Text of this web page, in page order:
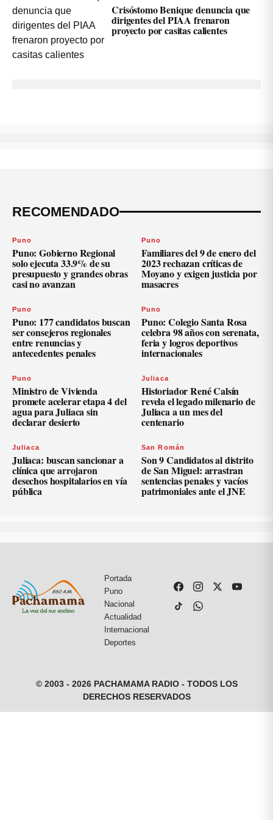
Crisóstomo Benique denuncia que
dirigentes del PIAA frenaron
proyecto por casitas calientes
RECOMENDADO
Puno
Puno: Gobierno Regional
solo ejecuta 33.9% de su
presupuesto y grandes obras
casi no avanzan
Puno
Familiares del 9 de enero del
2023 rechazan críticas de
Moyano y exigen justicia por
masacres
Puno
Puno: 177 candidatos buscan
ser consejeros regionales
entre renuncias y
antecedentes penales
Puno
Puno: Colegio Santa Rosa
celebra 98 años con serenata,
feria y logros deportivos
internacionales
Puno
Ministro de Vivienda
promete acelerar etapa 4 del
agua para Juliaca sin
declarar desierto
Juliaca
Historiador René Calsín
revela el legado milenario de
Juliaca a un mes del
centenario
Juliaca
Juliaca: buscan sancionar a
clínica que arrojaron
desechos hospitalarios en vía
pública
San Román
Son 9 Candidatos al distrito
de San Miguel: arrastran
sentencias penales y vacíos
patrimoniales ante el JNE
Portada
Puno
Nacional
Actualidad
Internacional
Deportes
© 2003 - 2026 PACHAMAMA RADIO - TODOS LOS
DERECHOS RESERVADOS